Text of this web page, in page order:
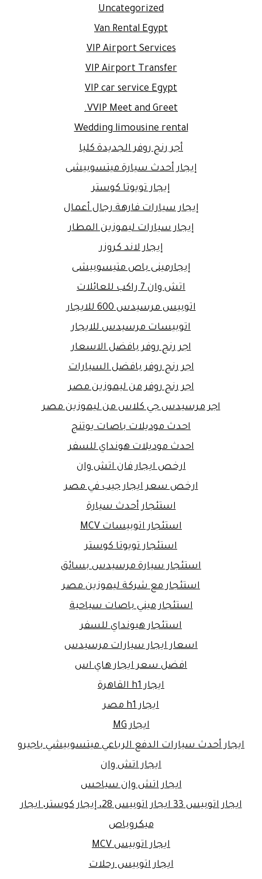
Uncategorized
Van Rental Egypt
VIP Airport Services
VIP Airport Transfer
VIP car service Egypt
VVIP Meet and Greet.
Wedding limousine rental
أجر رنج روفر الجديدة كليا
إيجار أحدث سيارة ميتسوبيشى
إيجار تويوتا كوستر
إيجار سيارات فارهة رجال أعمال
إيجار سيارات ليموزين المطار
إيجار لاند كروزر
إيجارمينى باص متيسوبيشى
اتش وان 7 راكب للعائلات
اتوبيس مرسيدس 600 للايجار
اتوبيسات مرسيدس للايجار
اجر رنج روفر بافضل الاسعار
اجر رنج روفر بافضل السيارات
اجر رنج روفر من ليموزين مصر
اجر مرسيدس جي كلاس من ليموزين مصر
احدث موديلات باصات يوتنج
احدث موديلات هونداي للسفر
ارخص ايجار فان اتش وان
ارخص سعر ايجار جيب في مصر
استئجار أحدث سيارة
استئجار اتوبيسات MCV
استئجار تويوتا كوستر
استئجار سيارة مرسيدس بسائق
استئجار مع شركة ليموزين مصر
استئجار ميني باصات سياحية
استئجار هيونداي للسفر
اسعار ايجار سيارات مرسيدس
افضل سعر ايجار هاي اس
ايجار h1 القاهرة
ايجار h1 مصر
ايجار MG
ايجار أحدث سيارات الدفع الرباعي ميتسوبيشي باجيرو
ايجار اتش وان
ايجار اتش وان سياحس
ايجار اتوبيس 33 ايجار اتوبيس 28، إيجار كوستر، ايجار
ميكروباص
ايجار اتوبيس MCV
ايجار اتوبيس رحلات